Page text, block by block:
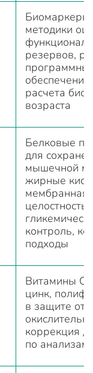
Биомаркеры
методики
резервов,
расчета
возраста
Белковые
для
мышечной
жирные
мембранная
контроль,
подходы
Витамины C,
цинк,
в защите от
коррекция
по анализам